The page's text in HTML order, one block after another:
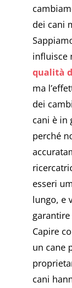
dei cani
influisce
qualità
ma
dei
cani è in
perché
esseri
lungo, e
Capire
un cane
cani